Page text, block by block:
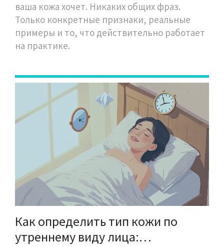
ваша кожа хочет. Никаких общих фраз.
Только конкретные признаки, реальные
примеры и то, что действительно работает
на практике.
Как определить тип кожи по
утреннему виду лица: